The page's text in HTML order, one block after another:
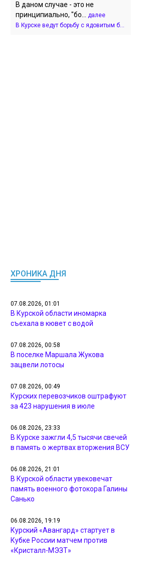
В даном случае - это не
принципиально, "бо... далее
В Курске ведут борьбу с ядовитым б...
ХРОНИКА ДНЯ
07.08.2026, 01:01
В Курской области иномарка
съехала в кювет с водой
07.08.2026, 00:58
В поселке Маршала Жукова
зацвели лотосы
07.08.2026, 00:49
Курских перевозчиков оштрафуют
за 423 нарушения в июле
06.08.2026, 23:33
В Курске зажгли 4,5 тысячи свечей
в память о жертвах вторжения ВСУ
06.08.2026, 21:01
В Курской области увековечат
память военного фотокора Галины
Санько
06.08.2026, 19:19
Курский «Авангард» стартует в
Кубке России матчем против
«Кристалл-МЭЗТ»